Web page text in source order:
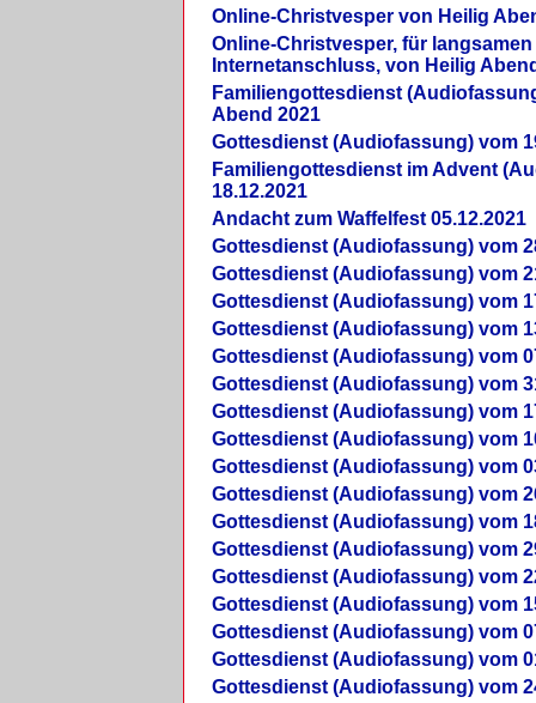
Online-Christvesper von Heilig
Online-Christvesper, für langsamen
Internetanschluss, von Heilig
Familiengottesdienst
Abend 2021
Gottesdienst (Audiofassung) vom
Familiengottesdienst im Advent
18.12.2021
Andacht zum Waffelfest 05.12.2021
Gottesdienst (Audiofassung) vom
Gottesdienst (Audiofassung) vom
Gottesdienst (Audiofassung) vom
Gottesdienst (Audiofassung) vom
Gottesdienst (Audiofassung) vom
Gottesdienst (Audiofassung) vom
Gottesdienst (Audiofassung) vom
Gottesdienst (Audiofassung) vom
Gottesdienst (Audiofassung) vom
Gottesdienst (Audiofassung) vom
Gottesdienst (Audiofassung) vom
Gottesdienst (Audiofassung) vom
Gottesdienst (Audiofassung) vom
Gottesdienst (Audiofassung) vom
Gottesdienst (Audiofassung) vom
Gottesdienst (Audiofassung) vom
Gottesdienst (Audiofassung) vom